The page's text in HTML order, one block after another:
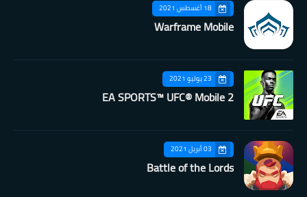
18 أغسطس 2021
Warframe Mobile
23 يوليو 2021
EA SPORTS™ UFC® Mobile 2
03 أبريل 2021
Battle of the Lords